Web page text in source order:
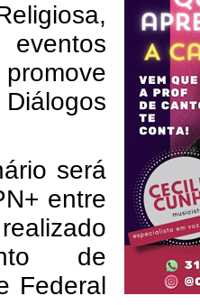
será
entre
de
Federal